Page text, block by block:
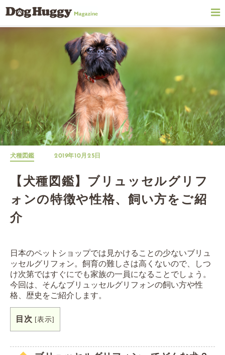
犬種図鑑 2019年10月25日
【犬種図鑑】ブリュッセルグリフ
ォンの特徴や性格、飼い方をご紹
介
日本のペットショップでは見かけることの少ないブリュ
ッセルグリフォン。飼育の難しさは高くないので、しつ
け次第ではすぐにでも家族の一員になることでしょう。
今回は、そんなブリュッセルグリフォンの飼い方や性
格、歴史をご紹介します。
目次 [表示]